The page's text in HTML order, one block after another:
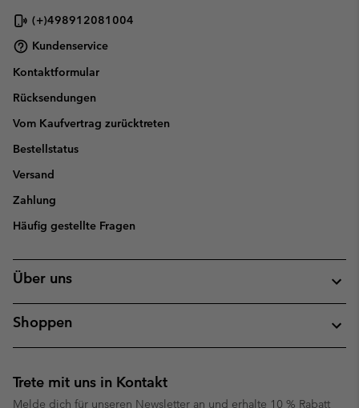
(+)498912081004
Kundenservice
Kontaktformular
Rücksendungen
Vom Kaufvertrag zurücktreten
Bestellstatus
Versand
Zahlung
Häufig gestellte Fragen
Über uns
Shoppen
Trete mit uns in Kontakt
Melde dich für unseren Newsletter an und erhalte 10 % Rabatt